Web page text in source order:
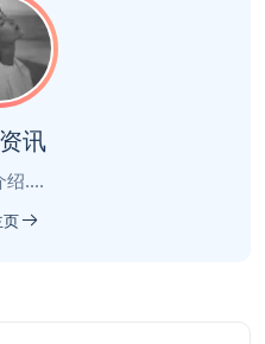
讯
绍....
页